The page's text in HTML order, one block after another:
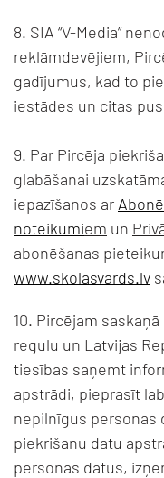
8. SIA “V-Media”
reklāmdevējiem,
gadījumus, kad to
iestādes un citas
9. Par Pircēja
glabāšanai
iepazīšanos ar
noteikumiem un
abonēšanas
www.skolasvards.lv
10. Pircējam
regulu un Latvijas
tiesības saņemt
apstrādi, pieprasīt
nepilnīgus personas
piekrišanu datu
personas datus,